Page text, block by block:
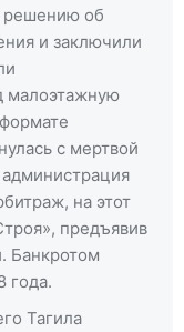
решению об
и заключили
малоэтажную
с мертвой
администрация
на этот
предъявив
Банкротом
года.
Тагила